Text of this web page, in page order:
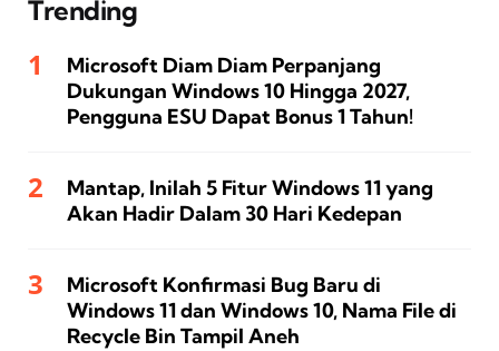
Trending
Microsoft Diam Diam Perpanjang
Dukungan Windows 10 Hingga 2027,
Pengguna ESU Dapat Bonus 1 Tahun!
Mantap, Inilah 5 Fitur Windows 11 yang
Akan Hadir Dalam 30 Hari Kedepan
Microsoft Konfirmasi Bug Baru di
Windows 11 dan Windows 10, Nama File di
Recycle Bin Tampil Aneh